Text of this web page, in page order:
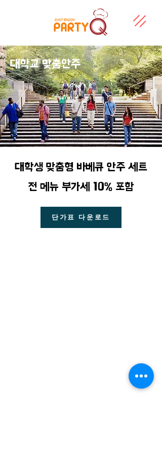
대학교 맞춤안주
대학생 맞춤형 바베큐 안주 세트
전 메뉴 부가세 10% 포함
단가표 다운로드